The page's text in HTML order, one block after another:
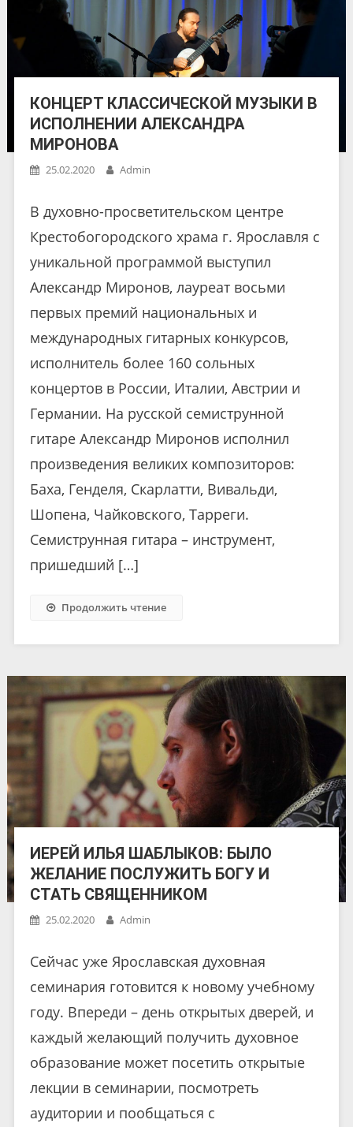
КОНЦЕРТ КЛАССИЧЕСКОЙ МУЗЫКИ В
ИСПОЛНЕНИИ АЛЕКСАНДРА
МИРОНОВА
25.02.2020 Admin
В духовно-просветительском центре
Крестобогородского храма г. Ярославля с
уникальной программой выступил
Александр Миронов, лауреат восьми
первых премий национальных и
международных гитарных конкурсов,
исполнитель более 160 сольных
концертов в России, Италии, Австрии и
Германии. На русской семиструнной
гитаре Александр Миронов исполнил
произведения великих композиторов:
Баха, Генделя, Скарлатти, Вивальди,
Шопена, Чайковского, Тарреги.
Семиструнная гитара – инструмент,
пришедший […]
Продолжить чтение
ИЕРЕЙ ИЛЬЯ ШАБЛЫКОВ: БЫЛО
ЖЕЛАНИЕ ПОСЛУЖИТЬ БОГУ И
СТАТЬ СВЯЩЕННИКОМ
25.02.2020 Admin
Сейчас уже Ярославская духовная
семинария готовится к новому учебному
году. Впереди – день открытых дверей, и
каждый желающий получить духовное
образование может посетить открытые
лекции в семинарии, посмотреть
аудитории и пообщаться с